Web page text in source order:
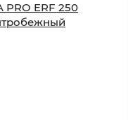
PRO ERF 250